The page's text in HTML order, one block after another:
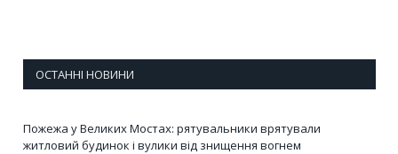
ОСТАННІ НОВИНИ
Пожежа у Великих Мостах: рятувальники врятували
житловий будинок і вулики від знищення вогнем